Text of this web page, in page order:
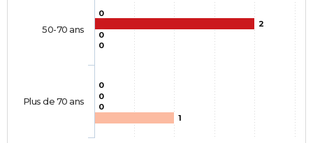
0
0
2
0
0
0
0
1
50-70 ans
Plus de 70 ans